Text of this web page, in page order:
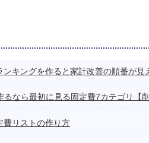
ンキングを作ると家計改善の順番が見
るなら最初に見る固定費7カテゴリ【
費リストの作り方